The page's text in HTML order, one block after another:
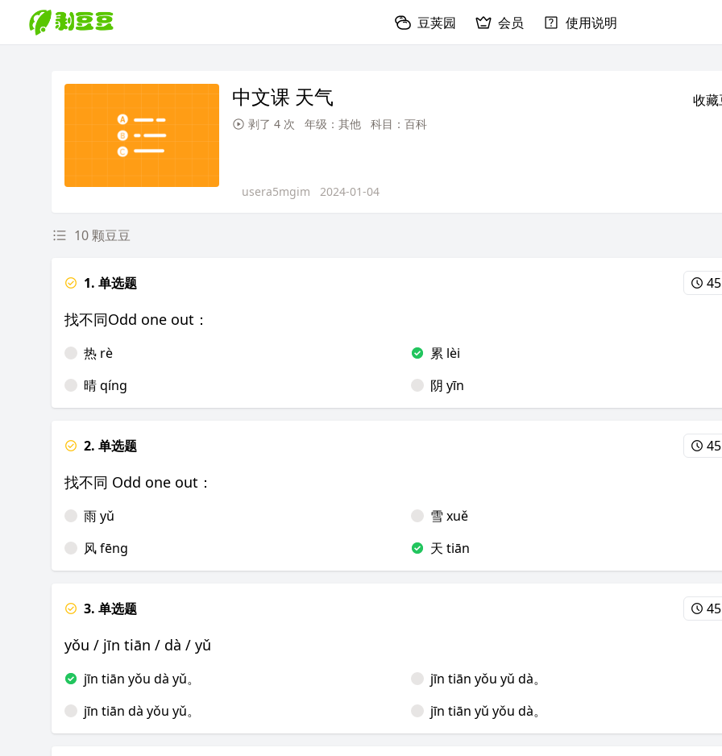
豆荚园 会员 使用说明
中文课 天气 收
剥了 4 次 年级：其他 科目：百科
usera5mgim 2024-01-04
10 颗豆豆
1. 单选题
找不同Odd one out：
热 rè
累 lèi
晴 qíng
阴 yīn
2. 单选题
找不同 Odd one out：
雨 yǔ
雪 xuě
风 fēng
天 tiān
3. 单选题
yǒu / jīn tiān / dà / yǔ
jīn tiān yǒu dà yǔ。
jīn tiān yǒu yǔ dà。
jīn tiān dà yǒu yǔ。
jīn tiān yǔ yǒu dà。